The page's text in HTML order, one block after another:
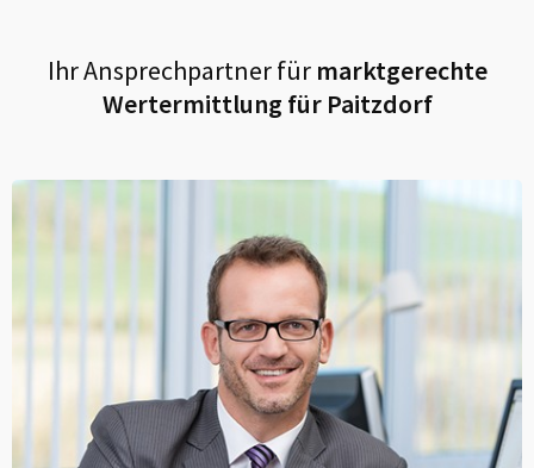
Ihr Ansprechpartner fürmarktgerechte
Wertermittlung für Paitzdorf